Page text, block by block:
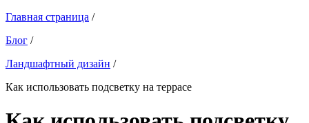
Главная страница /
Блог /
Ландшафтный дизайн /
Как использовать подсветку на террасе